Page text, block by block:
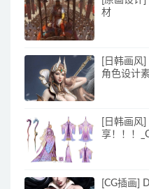
材
[日韩画
角色设计
[日韩画
享！！！
[CG插画]